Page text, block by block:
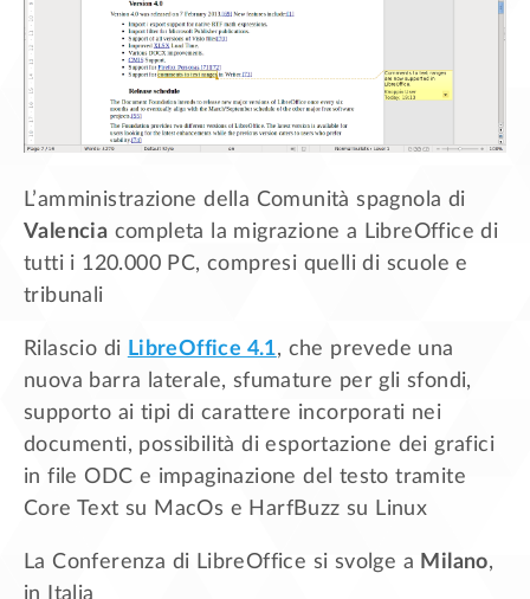
L’amministrazione della Comunità spagnola di
Valencia completa la migrazione a LibreOffice di
tutti i 120.000 PC, compresi quelli di scuole e
tribunali
Rilascio di LibreOffice 4.1, che prevede una
nuova barra laterale, sfumature per gli sfondi,
supporto ai tipi di carattere incorporati nei
documenti, possibilità di esportazione dei grafici
in file ODC e impaginazione del testo tramite
Core Text su MacOs e HarfBuzz su Linux
La Conferenza di LibreOffice si svolge a Milano,
in Italia